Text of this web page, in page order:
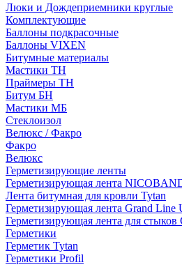
Люки и Дождеприемники круглые
Комплектующие
Баллоны подкрасочные
Баллоны VIXEN
Битумные материалы
Мастики ТН
Праймеры ТН
Битум БН
Мастики МБ
Стеклоизол
Велюкс / Факро
Факро
Велюкс
Герметизирующие ленты
Герметизирующая лента
Лента битумная для кровли Tytan
Герметизирующая лента Grand Line
Герметизирующая лента для
Герметики
Герметик Tytan
Герметики Profil